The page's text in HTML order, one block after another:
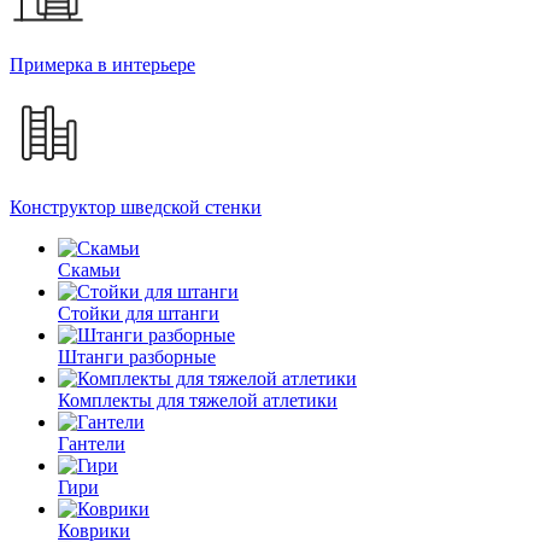
Примерка в интерьере
Конструктор шведской стенки
Скамьи
Стойки для штанги
Штанги разборные
Комплекты для тяжелой атлетики
Гантели
Гири
Коврики